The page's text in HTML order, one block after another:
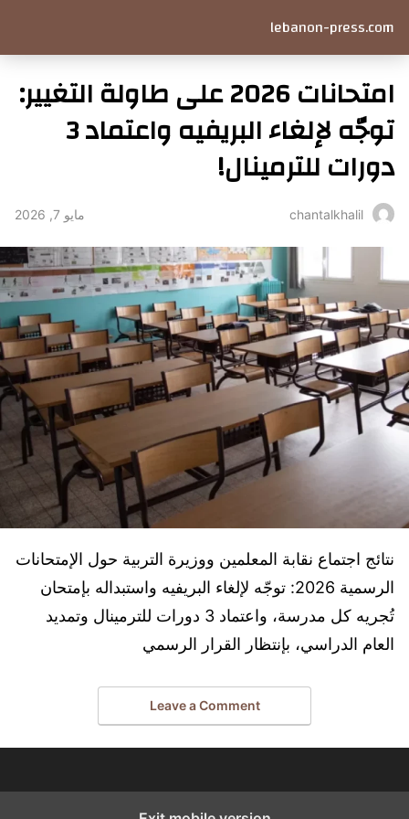
lebanon-press.com
امتحانات 2026 على طاولة التغيير:
توجّه لإلغاء البريفيه واعتماد 3
دورات للترمينال!
chantalkhalil مايو 7, 2026
نتائج اجتماع نقابة المعلمين ووزيرة التربية حول الإمتحانات
الرسمية 2026: توجّه لإلغاء البريفيه واستبداله بإمتحان
تُجريه كل مدرسة، واعتماد 3 دورات للترمينال وتمديد
العام الدراسي، بإنتظار القرار الرسمي
Leave a Comment